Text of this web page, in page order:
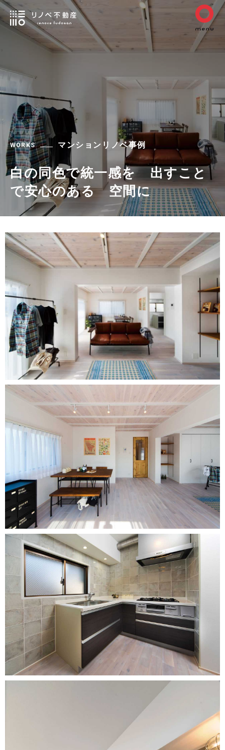
WORKS マンションリノベ事例
白の同色で統一感を 出すこと
で安心のある 空間に